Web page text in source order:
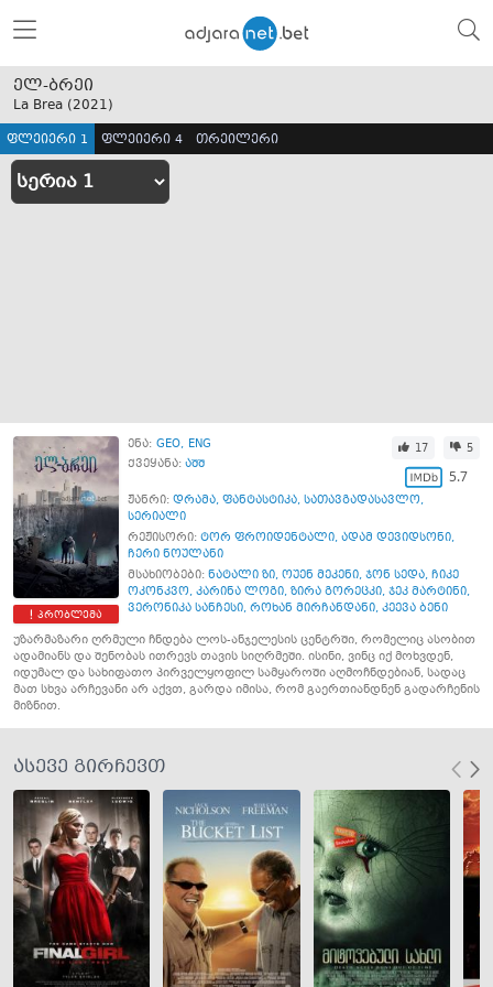
ელ-ბრეი
La Brea (2021)
ფლეიერი 1 ფლეიერი 4 თრეილერი
პრობლემა
ენა: GEO ENG
ქვეყანა: აშშ
17 5
5.7
ჟანრი: დრამა, ფანტასტიკა, სათავგადასავლო,
სერიალი
რეჟისორი: ტორ ფროიდენტალი, ადამ დევიდსონი,
ჩერი ნოულანი
მსახიობები: ნატალი ზი, ოუენ მეკენი, ჯონ სედა, ჩიკე
ოკონკვო, კარინა ლოგი, ზირა გორეცკი, ჯეკ მარტინი,
ვერონიკა სანჩესი, როხან მირჩანდანი, კეევა ბენი
უზარმაზარი ღრმული ჩნდება ლოს-ანჯელესის ცენტრში, რომელიც ასობით
ადამიანს და შენობას ითრევს თავის სიღრმეში. ისინი, ვინც იქ მოხვდენ,
იდუმალ და სახიფათო პირველყოფილ სამყაროში აღმოჩნდებიან, სადაც
მათ სხვა არჩევანი არ აქვთ, გარდა იმისა, რომ გაერთიანდნენ გადარჩენის
მიზნით.
ასევე გირჩევთ